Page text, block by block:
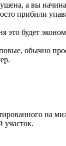
а вы
прибили
будет
обычно
на
участок.